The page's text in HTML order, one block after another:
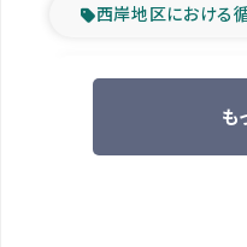
西岸地区における
ツ
も